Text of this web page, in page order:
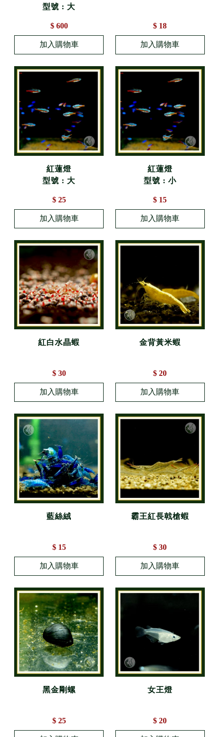
型號 : 大
$ 600 $ 18
紅蓮燈
型號 : 大
$ 25
紅蓮燈
型號 : 小
$ 15
紅白水晶蝦
$ 30
金背黃米蝦
$ 20
藍絲絨
$ 15
霸王紅長戟槍蝦
$ 30
黑金剛螺
$ 25
女王燈
$ 20